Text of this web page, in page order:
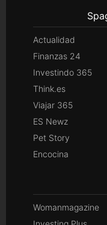
Actualidad
Finanzas 24
Investindo 365
Think.es
Viajar 365
ES Newz
Pet Story
Encocina
Womanmagazine